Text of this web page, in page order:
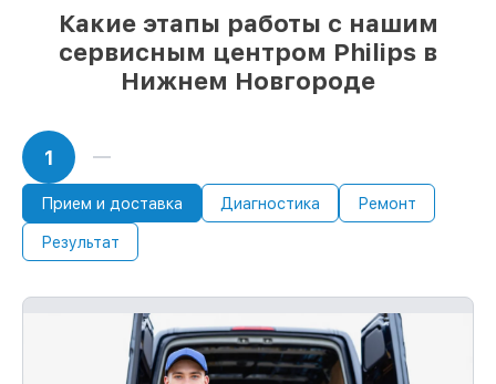
Какие этапы работы с нашим
сервисным центром Philips в
Нижнем Новгороде
1
Прием и доставка Диагностика Ремонт
Результат